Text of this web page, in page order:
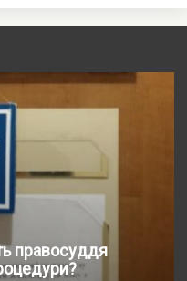
правосуддя